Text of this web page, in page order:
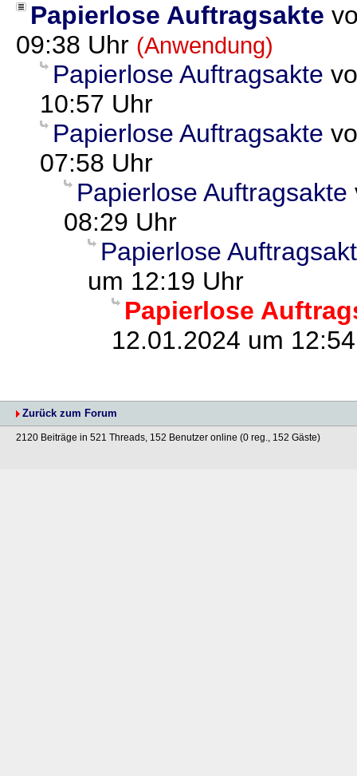
Papierlose Auftragsakte
09:38 Uhr (Anwendung)
Papierlose Auftragsakte
10:57 Uhr
Papierlose Auftragsakte
07:58 Uhr
Papierlose Auftragsakte
08:29 Uhr
Papierlose
um 12:19 Uhr
Papierlose
12.01.2024 um
Zurück zum Forum
2120 Beiträge in 521 Threads, 152 Benutzer online (0 reg., 152 Gäste)